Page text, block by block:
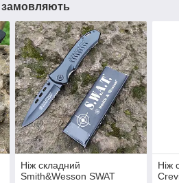
Ніж складний
Smith&Wesson SWAT
Ніж